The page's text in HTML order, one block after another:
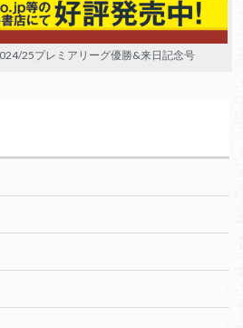
25プレミアリーグ優勝&来日記念号